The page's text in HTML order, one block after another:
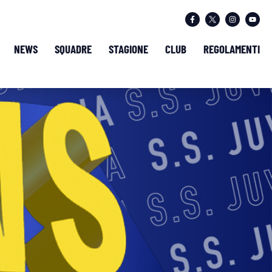
NEWS SQUADRE STAGIONE CLUB REGOLAMENTI